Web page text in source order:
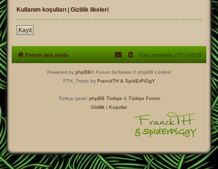
Kullanım koşulları | Gizlilik ilkeleri
Kayıt
Forum ana sayfa Tüm zamanlar UTC+03:00
Powered by phpBB® Forum Software © phpBB Limited
FTH_Tropic by FranckTH & SpIdErPiGgY
Türkçe çeviri: phpBB Türkiye & Türkiye Forum
Gizlilik | Koşullar